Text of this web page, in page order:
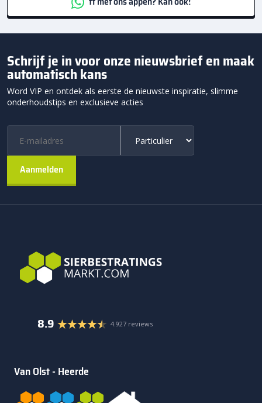
Schrijf je in voor onze nieuwsbrief en maak
automatisch kans
Word VIP en ontdek als eerste de nieuwste inspiratie, slimme
onderhoudstips en exclusieve acties
8.9 4.927 reviews
Van Olst - Heerde